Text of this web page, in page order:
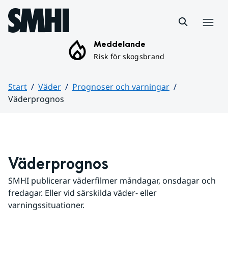
Hoppa till sidans innehåll
Meddelande
Risk för skogsbrand
Start Väder
Prognoser och varningar
Väderprognos
Väderprognos
SMHI publicerar väderfilmer måndagar, onsdagar och
fredagar. Eller vid särskilda väder- eller
varningssituationer.